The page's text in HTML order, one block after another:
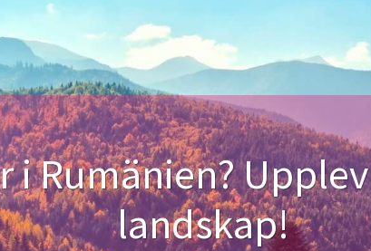
i Rumänien?
landskap!